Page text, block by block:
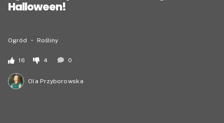
Halloween!
Ogród Rośliny
16 4 0
Ola Przyborowska